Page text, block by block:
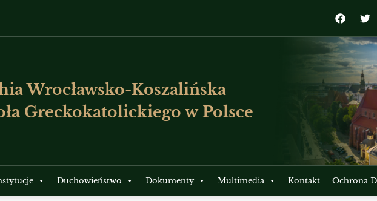
Wrocławsko-Koszalińska
Greckokatolickiego w Polsce
Duchowieństwo Dokumenty Multimedia Kontakt Ochrona